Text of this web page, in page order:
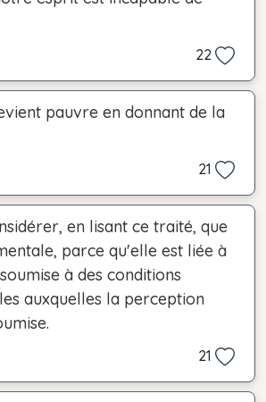
22
pauvre en donnant de la
21
en lisant ce traité, que
parce qu'elle est liée à
à des conditions
auxquelles la perception
21